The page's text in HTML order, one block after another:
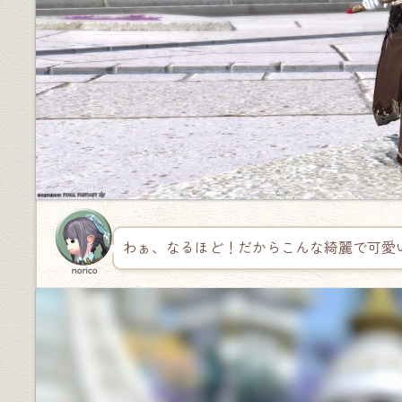
norico
わぁ、なるほど！だからこんな綺麗で可